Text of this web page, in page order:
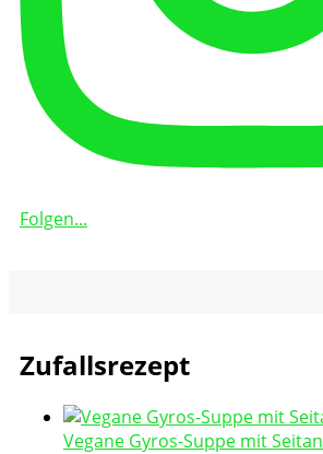
Folgen...
Zufallsrezept
Vegane Gyros-Suppe mit Seitan